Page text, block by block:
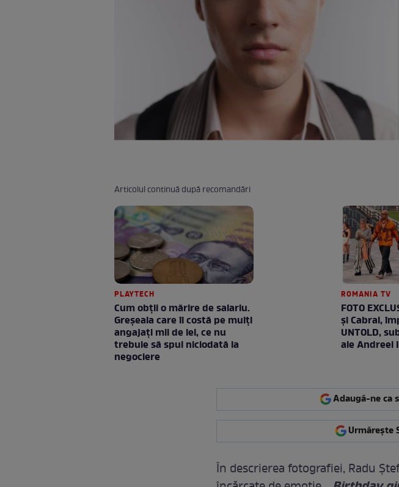
Articolul continuă după recomandări
PLAYTECH
Cum obții o mărire de salariu.
Greșeala care îi costă pe mulți
angajați mii de lei, ce nu
trebuie să spui niciodată la
negociere
ROMANIA TV
FOTO
şi Cabral,
UNTOLD,
ale Andreei
Adaugă-ne ca
Urmărește
În descrierea fotografiei, Radu